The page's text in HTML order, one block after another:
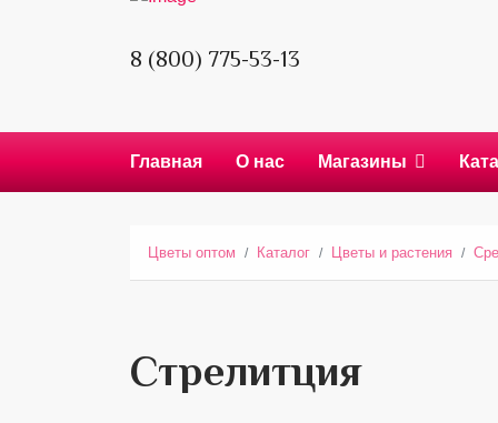
8 (800) 775-53-13
Главная О нас Магазины
Цветы оптом Каталог Цветы и растения
Стрелитция